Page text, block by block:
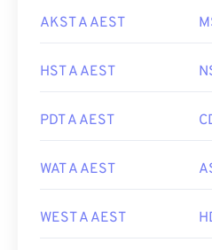
AKST A AEST
HST A AEST
PDT A AEST
WAT A AEST
WEST A AEST